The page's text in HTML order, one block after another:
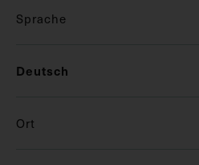
Sprache
Deutsch
Ort